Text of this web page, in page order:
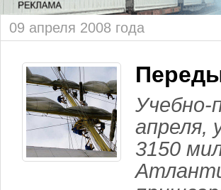
09 апреля 2008 года
Учебно-
апреля,
3150